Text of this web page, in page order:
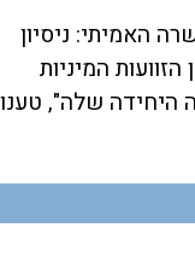
האמיתי: ניסיון
המיניות
היחידה שלה", טענו